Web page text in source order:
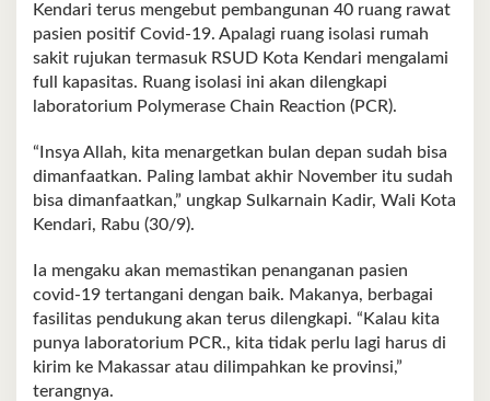
Kendari terus mengebut pembangunan 40 ruang rawat
pasien positif Covid-19. Apalagi ruang isolasi rumah
sakit rujukan termasuk RSUD Kota Kendari mengalami
full kapasitas. Ruang isolasi ini akan dilengkapi
laboratorium Polymerase Chain Reaction (PCR).
“Insya Allah, kita menargetkan bulan depan sudah bisa
dimanfaatkan. Paling lambat akhir November itu sudah
bisa dimanfaatkan,” ungkap Sulkarnain Kadir, Wali Kota
Kendari, Rabu (30/9).
Ia mengaku akan memastikan penanganan pasien
covid-19 tertangani dengan baik. Makanya, berbagai
fasilitas pendukung akan terus dilengkapi. “Kalau kita
punya laboratorium PCR., kita tidak perlu lagi harus di
kirim ke Makassar atau dilimpahkan ke provinsi,”
terangnya.